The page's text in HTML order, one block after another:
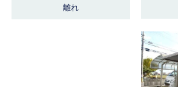
離れ